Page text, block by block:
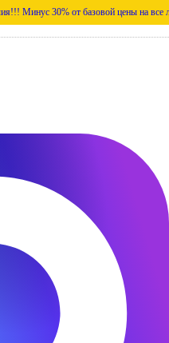
Минус 30% от базовой цены на все